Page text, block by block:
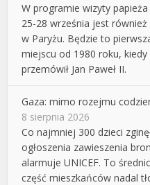
W programie wizyty
25-28 września jest również
w Paryżu. Będzie to
miejscu od 1980 roku,
przemówił Jan Paweł II.
Gaza: mimo rozejmu
8 sierpnia 2026
Co najmniej 300 dzieci
ogłoszenia zawieszenia
alarmuje UNICEF. To
część mieszkańców nadal